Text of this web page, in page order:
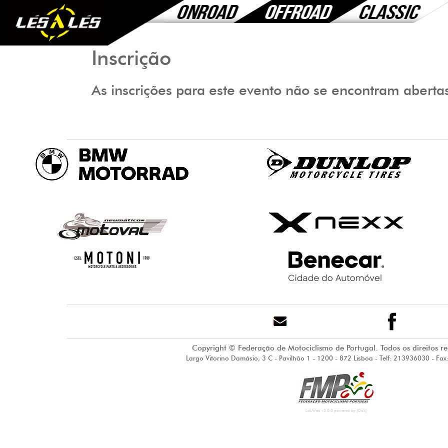
Inscrição
As inscrições para este evento não se encontram
Copyright © Federação de Motociclismo de Portugal. Todos os direitos
Largo Vitorino Damásio, 3 C - Pavilhão 1 - 1200 - 872 Lisboa - Telf: 213936030 -
LaLWeb v3.0.0 powered by [Oak]